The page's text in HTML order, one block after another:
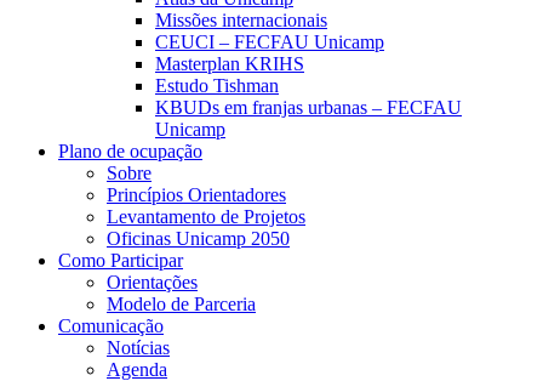
Missões internacionais
CEUCI – FECFAU Unicamp
Masterplan KRIHS
Estudo Tishman
KBUDs em franjas urbanas – FECFAU
Unicamp
Plano de ocupação
Sobre
Princípios Orientadores
Levantamento de Projetos
Oficinas Unicamp 2050
Como Participar
Orientações
Modelo de Parceria
Comunicação
Notícias
Agenda